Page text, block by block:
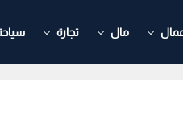
مال تجارة